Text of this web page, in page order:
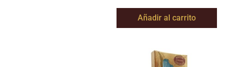
Añadir al carrito